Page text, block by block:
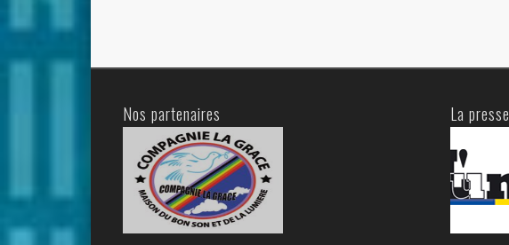
Nos partenaires La presse